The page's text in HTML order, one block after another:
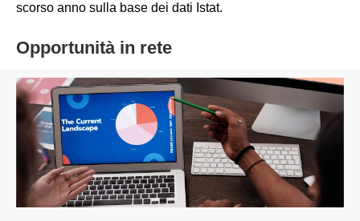
scorso anno sulla base dei dati Istat.
Opportunità in rete